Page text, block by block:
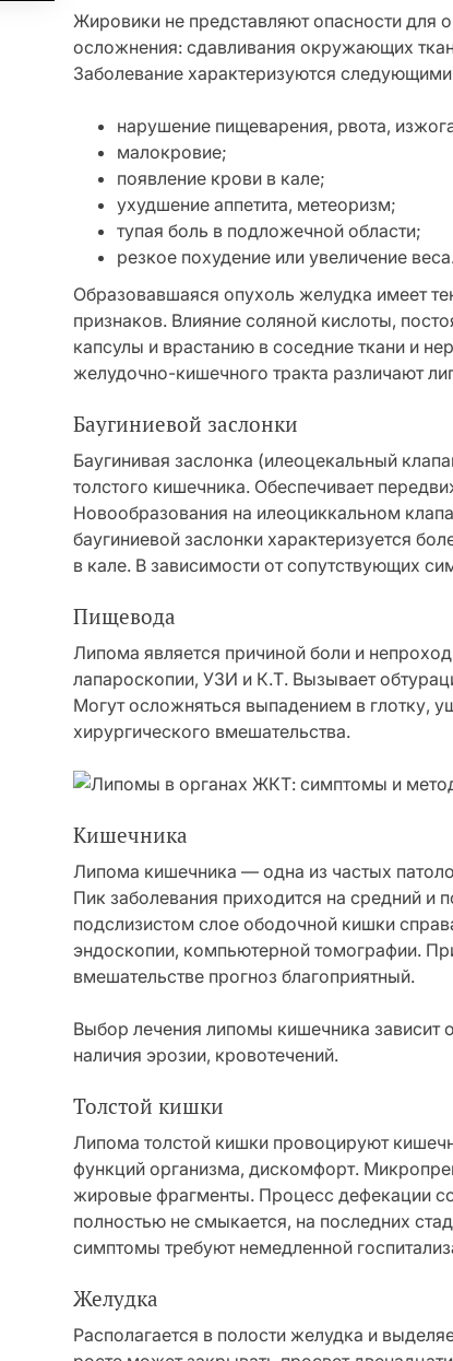
Жировики не представляют опасности для
осложнения: сдавливания окружающих
Заболевание характеризуются
нарушение пищеварения, рвота,
малокровие;
появление крови в кале;
ухудшение аппетита, метеоризм;
тупая боль в подложечной области;
резкое похудение или увеличение
Образовавшаяся опухоль желудка имеет
признаков. Влияние соляной кислоты,
капсулы и врастанию в соседние ткани и
желудочно-кишечного тракта различают
Баугиниевой заслонки
Баугинивая заслонка (илеоцекальный
толстого кишечника. Обеспечивает
Новообразования на илеоциккальном
баугиниевой заслонки характеризуется
в кале. В зависимости от сопутствующих
Пищевода
Липома является причиной боли и
лапароскопии, УЗИ и К.Т. Вызывает
Могут осложняться выпадением в глотку,
хирургического вмешательства.
Кишечника
Липома кишечника — одна из частых
Пик заболевания приходится на средний и
подслизистом слое ободочной кишки
эндоскопии, компьютерной томографии.
вмешательстве прогноз благоприятный.
Выбор лечения липомы кишечника зависит
наличия эрозии, кровотечений.
Толстой кишки
Липома толстой кишки провоцируют
функций организма, дискомфорт.
жировые фрагменты. Процесс дефекации
полностью не смыкается, на последних
симптомы требуют немедленной
Желудка
Располагается в полости желудка и